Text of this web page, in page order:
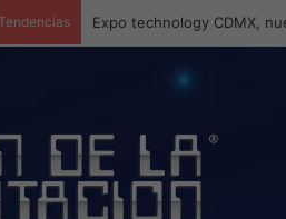
Tendencias Veeam nombra a Fernando